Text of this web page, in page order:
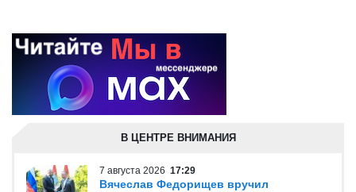
В ЦЕНТРЕ ВНИМАНИЯ
7 августа 2026 17:29
Вячеслав Федорищев вручил